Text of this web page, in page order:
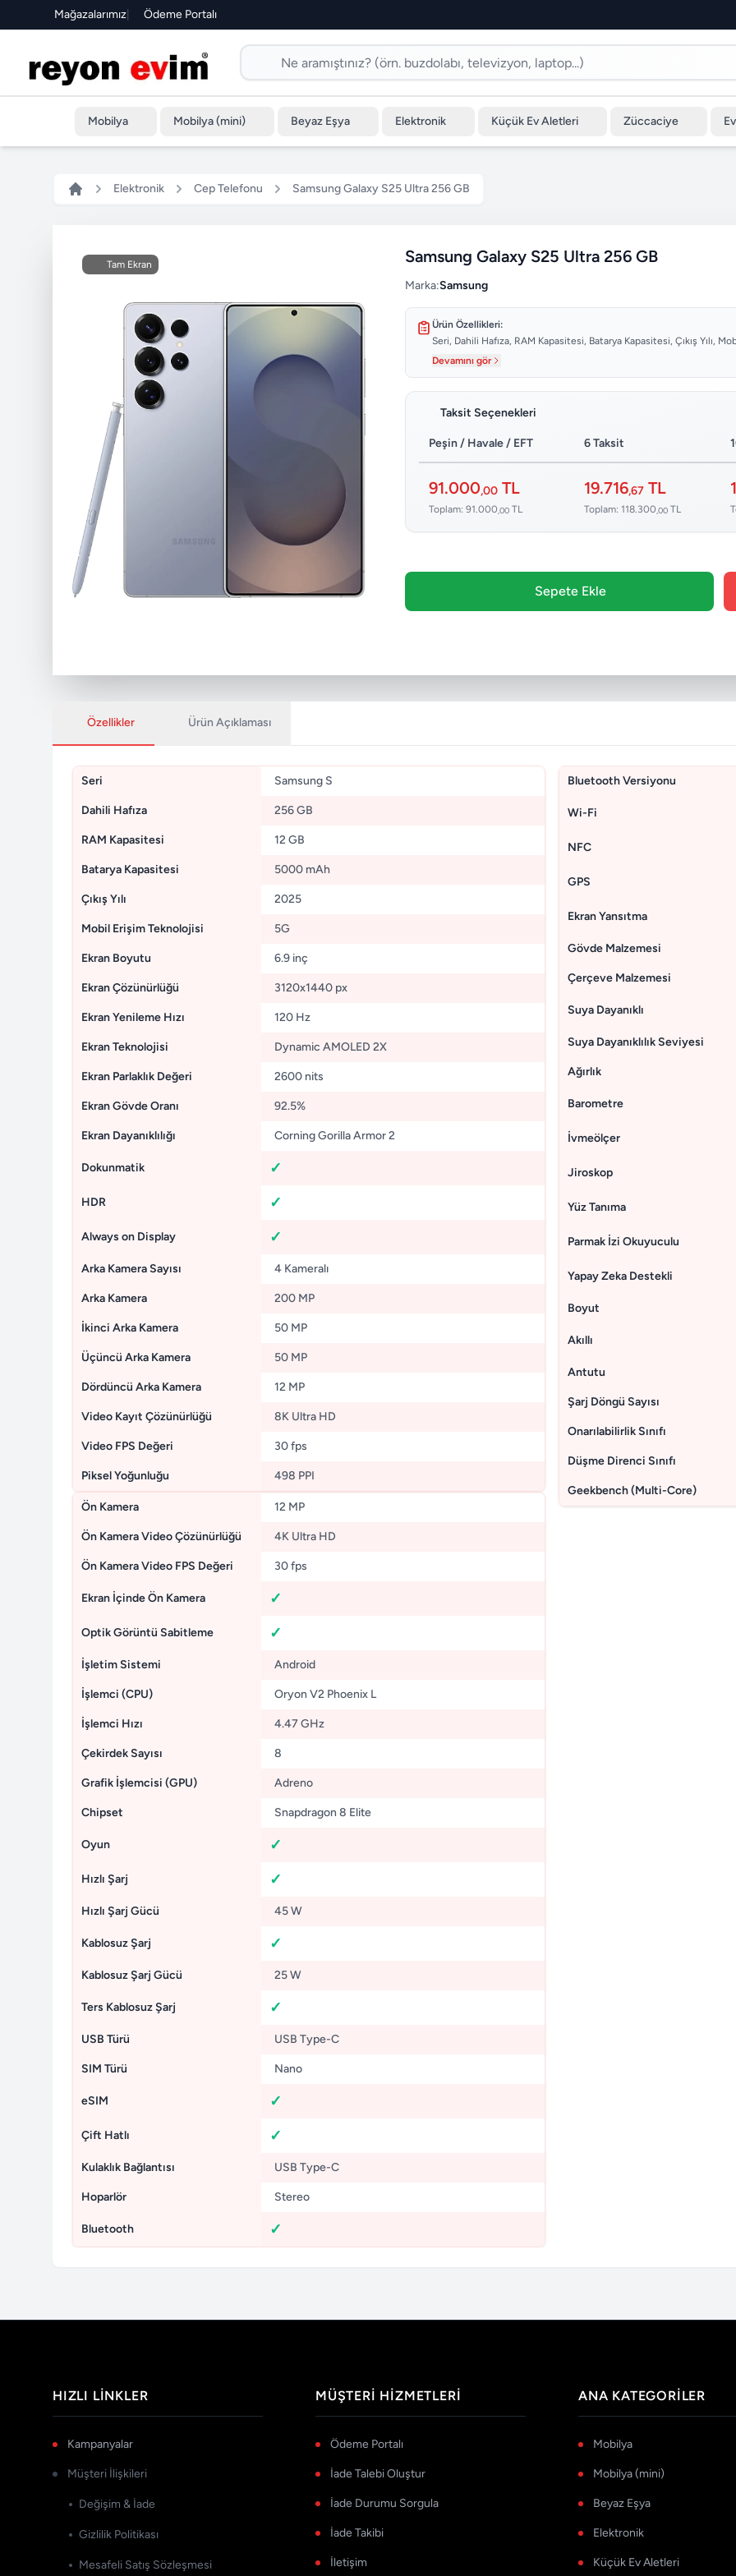
Mağazalarımız| Ödeme Portalı
Mobilya Mobilya (mini) Beyaz Eşya Elektronik Küçük Ev Aletleri Züccaciye
Elektronik Cep Telefonu Samsung Galaxy S25 Ultra 256 GB
Tam Ekran Samsung Galaxy S25 Ultra 256 GB
Marka:Samsung
Ürün Özellikleri:
Seri, Dahili Hafıza, RAM Kapasitesi, Batarya Kapasitesi, Çıkış Yılı,
Devamını gör
Taksit Seçenekleri
Peşin / Havale / EFT 6 Taksit
91.000,00 TL
Toplam: 91.000 ,00 TL
19.716,67 TL
Toplam: 118.300 ,00 TL
Sepete Ekle
Özellikler Ürün Açıklaması
Seri Samsung S
Dahili Hafıza 256 GB
RAM Kapasitesi 12 GB
Batarya Kapasitesi 5000 mAh
Çıkış Yılı 2025
Mobil Erişim Teknolojisi 5G
Ekran Boyutu 6.9 inç
Ekran Çözünürlüğü 3120x1440 px
Ekran Yenileme Hızı 120 Hz
Ekran Teknolojisi Dynamic AMOLED 2X
Ekran Parlaklık Değeri 2600 nits
Ekran Gövde Oranı 92.5%
Ekran Dayanıklılığı Corning Gorilla Armor 2
Dokunmatik
HDR
Always on Display
Arka Kamera Sayısı 4 Kameralı
Arka Kamera 200 MP
İkinci Arka Kamera 50 MP
Üçüncü Arka Kamera 50 MP
Dördüncü Arka Kamera 12 MP
Video Kayıt Çözünürlüğü 8K Ultra HD
Video FPS Değeri 30 fps
Piksel Yoğunluğu 498 PPI
Ön Kamera 12 MP
Ön Kamera Video Çözünürlüğü 4K Ultra HD
Ön Kamera Video FPS Değeri 30 fps
Ekran İçinde Ön Kamera
Optik Görüntü Sabitleme
İşletim Sistemi Android
İşlemci (CPU) Oryon V2 Phoenix L
İşlemci Hızı 4.47 GHz
Çekirdek Sayısı 8
Grafik İşlemcisi (GPU) Adreno
Chipset Snapdragon 8 Elite
Oyun
Hızlı Şarj
Hızlı Şarj Gücü 45 W
Kablosuz Şarj
Kablosuz Şarj Gücü 25 W
Ters Kablosuz Şarj
USB Türü USB Type-C
SIM Türü Nano
eSIM
Çift Hatlı
Kulaklık Bağlantısı USB Type-C
Hoparlör Stereo
Bluetooth
Bluetooth Versiyonu
Wi-Fi
NFC
GPS
Ekran Yansıtma
Gövde Malzemesi
Çerçeve Malzemesi
Suya Dayanıklı
Suya Dayanıklılık Seviyesi
Ağırlık
Barometre
İvmeölçer
Jiroskop
Yüz Tanıma
Parmak İzi Okuyuculu
Yapay Zeka Destekli
Boyut
Akıllı
Antutu
Şarj Döngü Sayısı
Onarılabilirlik Sınıfı
Düşme Direnci Sınıfı
Geekbench (Multi-Core)
HIZLI LINKLER
Kampanyalar
Müşteri İlişkileri
Değişim & İade
Gizlilik Politikası
Mesafeli Satış Sözleşmesi
MÜŞTERI HIZMETLERI
Ödeme Portalı
İade Talebi Oluştur
İade Durumu Sorgula
İade Takibi
İletişim
ANA KATEGORILER
Mobilya
Mobilya (mini)
Beyaz Eşya
Elektronik
Küçük Ev Aletleri